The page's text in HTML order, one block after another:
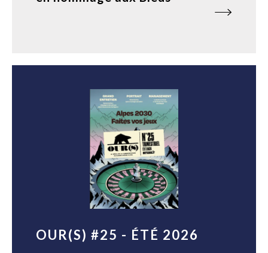
OUR(S) #25 - ÉTÉ 2026